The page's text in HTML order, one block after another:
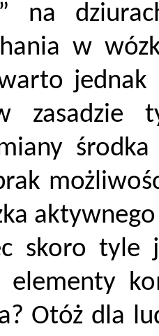
na
w
zasadzie
środka
skoro
elementy
Otóż dla